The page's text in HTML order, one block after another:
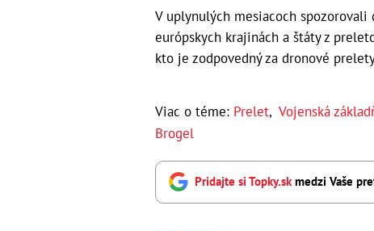
V uplynulých mesiacoch
európskych krajinách a štáty z
kto je zodpovedný za dronové
Viac o téme: Prelet, Vojenská
Brogel
Pridajte si Topky.skmedzi Vaše